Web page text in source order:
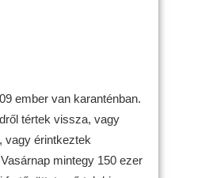
ember van karanténban.
tértek vissza, vagy
vagy érintkeztek
mintegy 150 ezer